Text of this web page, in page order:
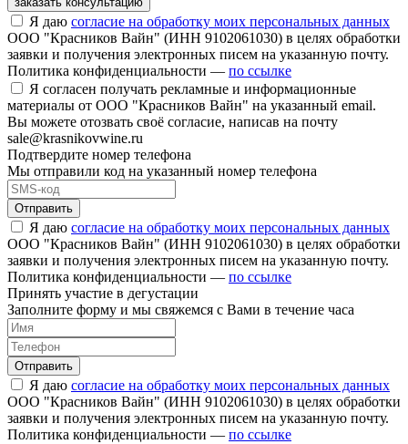
Я даю согласие на обработку моих персональных данных
ООО "Красников Вайн" (ИНН 9102061030) в целях обработки
заявки и получения электронных писем на указанную почту.
Политика конфиденциальности — по ссылке
Я согласен получать рекламные и информационные
материалы от ООО "Красников Вайн" на указанный email.
Вы можете отозвать своё согласие, написав на почту
sale@krasnikovwine.ru
Подтвердите номер телефона
Мы отправили код на указанный номер телефона
Отправить
Я даю согласие на обработку моих персональных данных
ООО "Красников Вайн" (ИНН 9102061030) в целях обработки
заявки и получения электронных писем на указанную почту.
Политика конфиденциальности — по ссылке
Принять участие в дегустации
Заполните форму и мы свяжемся с Вами в течение часа
Отправить
Я даю согласие на обработку моих персональных данных
ООО "Красников Вайн" (ИНН 9102061030) в целях обработки
заявки и получения электронных писем на указанную почту.
Политика конфиденциальности — по ссылке